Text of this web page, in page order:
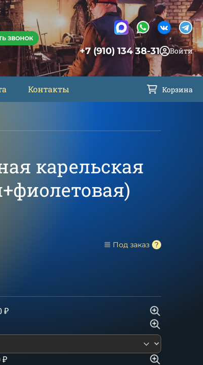
ЗВОНОК
+7 (910) 134 38-31 Войти
Контакты Корзина
карельская
Под заказ
₽
₽